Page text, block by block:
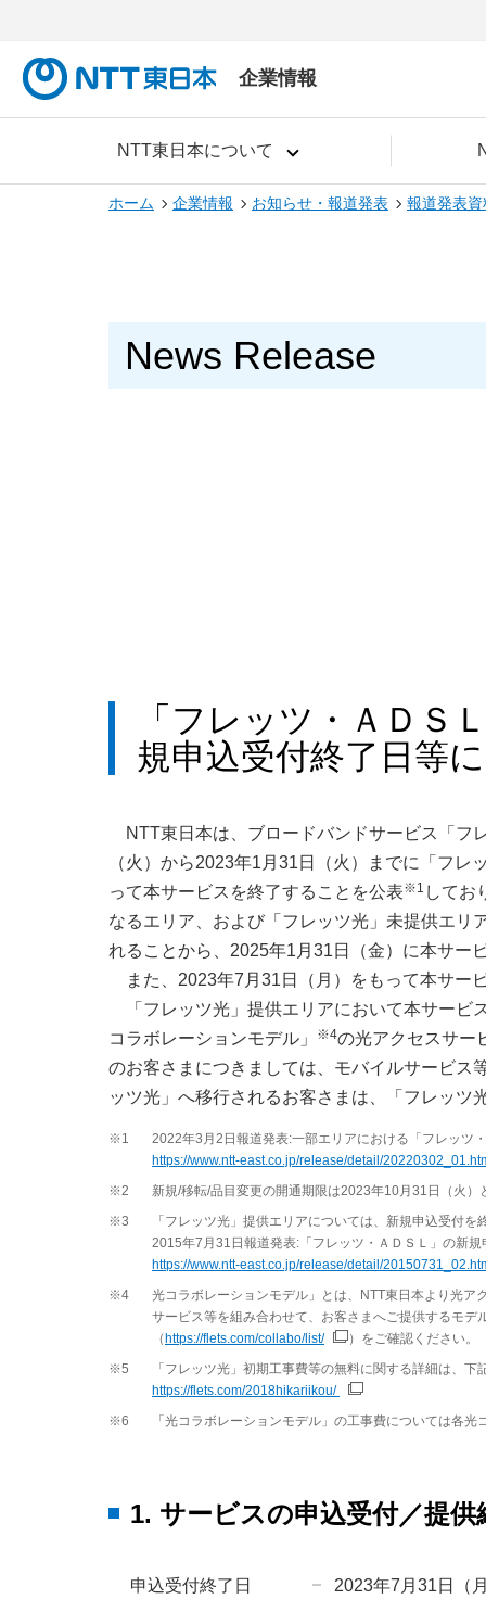
企業情報
NTT東日本について
ホーム 企業情報 お知らせ・報道発表 報道発表資
News Release
「フレッツ・ＡＤＳ
規申込受付終了日等
NTT東日本は、ブロードバンドサービス「フ
（火）から2023年1月31日（火）までに「フ
って本サービスを終了することを公表※1 してお
なるエリア、および「フレッツ光」未提供エリ
れることから、2025年1月31日（金）に本サー
また、2023年7月31日（月）をもって本サー
「フレッツ光」提供エリアにおいて本サー
コラボレーションモデル」
※4の光アクセスサー
のお客さまにつきましては、モバイルサービス
ッツ光」へ移行されるお客さまは、「フレッツ
※1
2022年3月2日報道発表:一部エリアにおける「フレッツ
https://www.ntt-east.co.jp/release/detail/
※2
新規/移転/品目変更の開通期限は2023年10月31日（火）
※3
「フレッツ光」提供エリアについては、新規申込受付を
2015年7月31日報道発表:「フレッツ・ＡＤＳＬ」の新
https://www.ntt-east.co.jp/release/detail/
※4
光コラボレーションモデル」とは、NTT東日本より光
サービス等を組み合わせて、お客さまへご提供するモ
（ https://flets.com/collabo/list/
）をご確認ください。
※5
「フレッツ光」初期工事費等の無料に関する詳細は、
https://flets.com/2018hikariikou/
※6
「光コラボレーションモデル」の工事費については各
1. サービスの申込受付／提供
申込受付終了日 2023年7月31日（